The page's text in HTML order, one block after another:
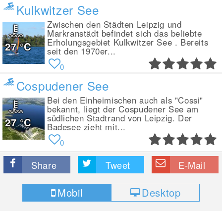
Kulkwitzer See
Zwischen den Städten Leipzig und
Markranstädt befindet sich das beliebte
Erholungsgebiet Kulkwitzer See . Bereits
seit den 1970er...
27°C
0
Cospudener See
Bei den Einheimischen auch als "Cossi"
bekannt, liegt der Cospudener See am
südlichen Stadtrand von Leipzig. Der
Badesee zieht mit...
27°C
0
Share Tweet E-Mail
Mobil Desktop